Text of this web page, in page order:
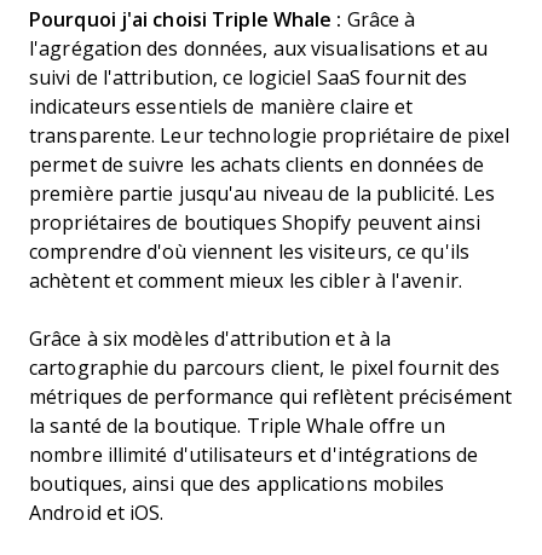
Pourquoi j'ai choisi Triple Whale : Grâce à
l'agrégation des données, aux visualisations et au
suivi de l'attribution, ce logiciel SaaS fournit des
indicateurs essentiels de manière claire et
transparente. Leur technologie propriétaire de pixel
permet de suivre les achats clients en données de
première partie jusqu'au niveau de la publicité. Les
propriétaires de boutiques Shopify peuvent ainsi
comprendre d'où viennent les visiteurs, ce qu'ils
achètent et comment mieux les cibler à l'avenir.
Grâce à six modèles d'attribution et à la
cartographie du parcours client, le pixel fournit des
métriques de performance qui reflètent précisément
la santé de la boutique. Triple Whale offre un
nombre illimité d'utilisateurs et d'intégrations de
boutiques, ainsi que des applications mobiles
Android et iOS.